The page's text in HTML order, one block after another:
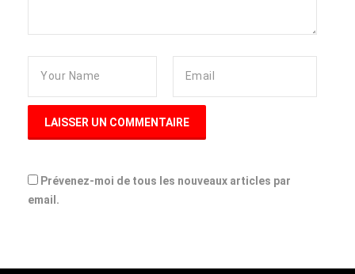
Prévenez-moi de tous les nouveaux articles par
email.